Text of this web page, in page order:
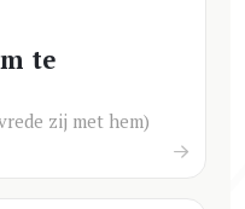
te
zij met hem)